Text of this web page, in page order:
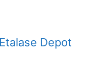
Depot